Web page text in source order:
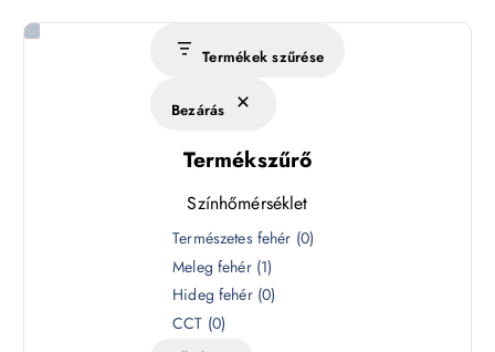
Termékek szűrése
Bezárás
Termékszűrő
Színhőmérséklet
Természetes fehér (0)
Meleg fehér (1)
Hideg fehér (0)
CCT (0)